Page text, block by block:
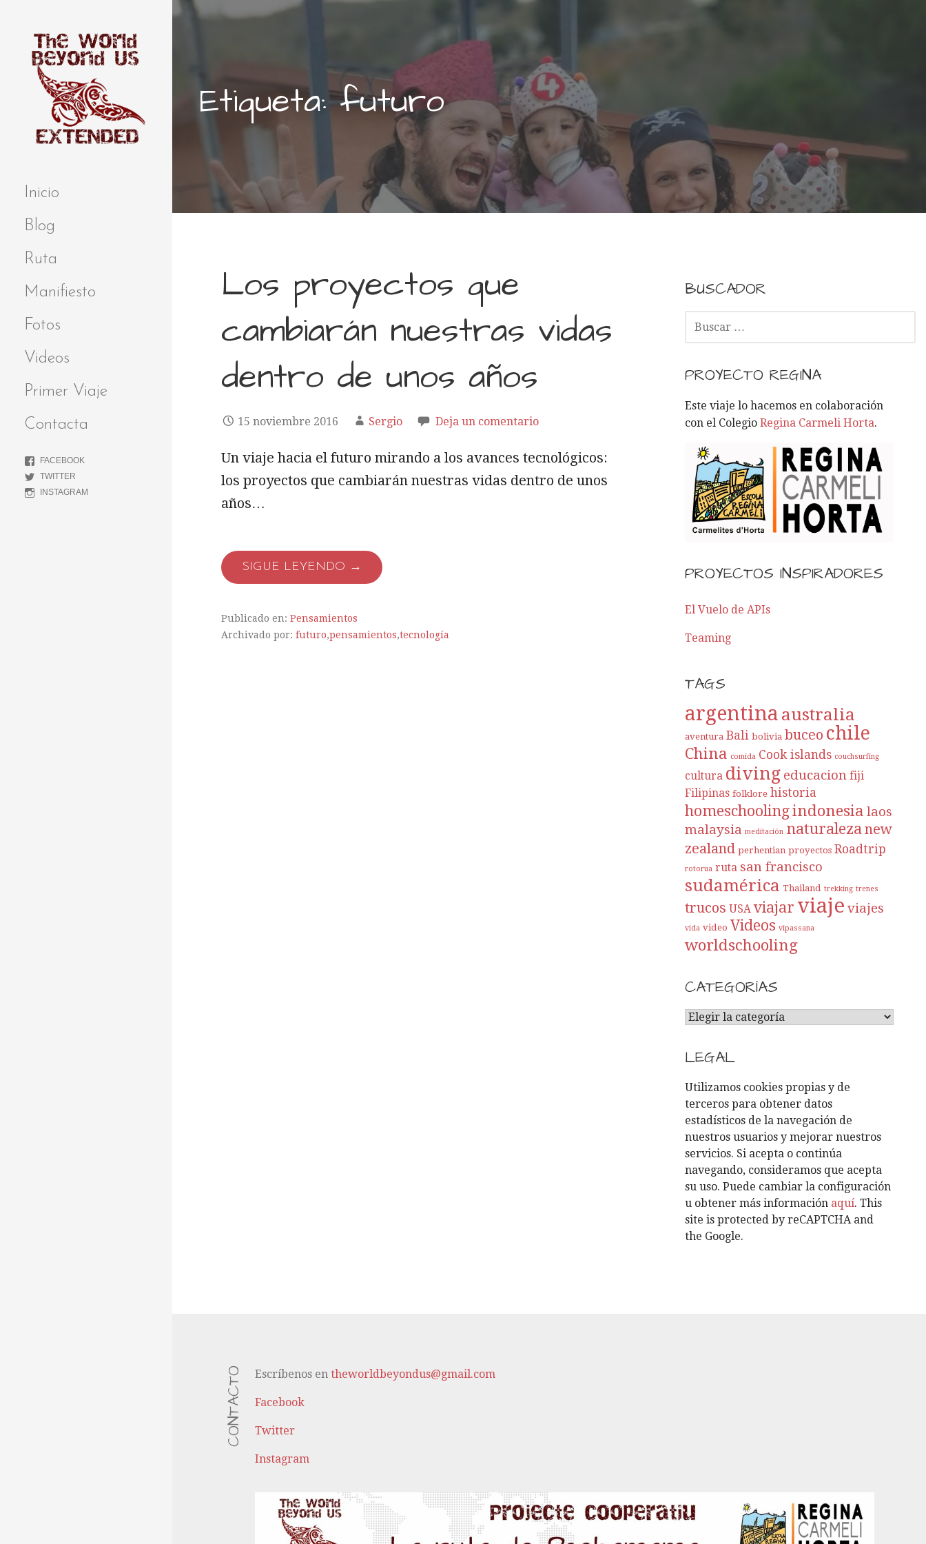
BEYOND US
Inicio
Blog
Ruta
Manifiesto
Fotos
Videos
Primer Viaje
Contacta
FACEBOOK
TWITTER
INSTAGRAM
Etiqueta: futuro
Los proyectos que
cambiarán nuestras vidas
dentro de unos años
15 noviembre 2016 Sergio Deja un comentario
Un viaje hacia el futuro mirando a los avances tecnológicos:
los proyectos que cambiarán nuestras vidas dentro de unos
años…
SIGUE LEYENDO →
Publicado en: Pensamientos
Archivado por: futuro,pensamientos,tecnología
BUSCADOR
C
R
:
PROYECTO REGINA
Este viaje lo hacemos en colaboración
con el ColegioRegina Carmeli Horta.
PROYECTOS INSPIRADORES
El Vuelo de APIs
Teaming
TAGS
argentina australia
aventura Bali bolivia buceo chile
China comida Cook islands couchsurfing
cultura diving educacion fiji
Filipinas folklore historia
homeschoolingindonesia laos
malaysia meditación naturalezanew
zealand perhentian proyectos Roadtrip
rotorua ruta san francisco
sudamérica Thailand trekking trenes
trucos USA viajar viaje viajes
vida video Videos vipassana
worldschooling
CATEGORÍAS
C
T
E
G
O
R
Í
A
S
LEGAL
Utilizamos cookies propias y de
terceros para obtener datos
estadísticos de la navegación de
nuestros usuarios y mejorar nuestros
servicios. Si acepta o continúa
navegando, consideramos que acepta
su uso. Puede cambiar la configuración
u obtener más información aquí. This
site is protected by reCAPTCHA and
the Google.
CONTACTO Escríbenos entheworldbeyondus@gmail.com
Facebook
Twitter
Instagram